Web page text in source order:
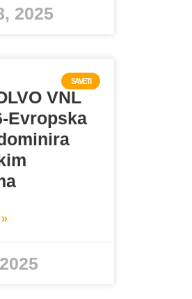
2025
SAVETI
VNL
Evropska